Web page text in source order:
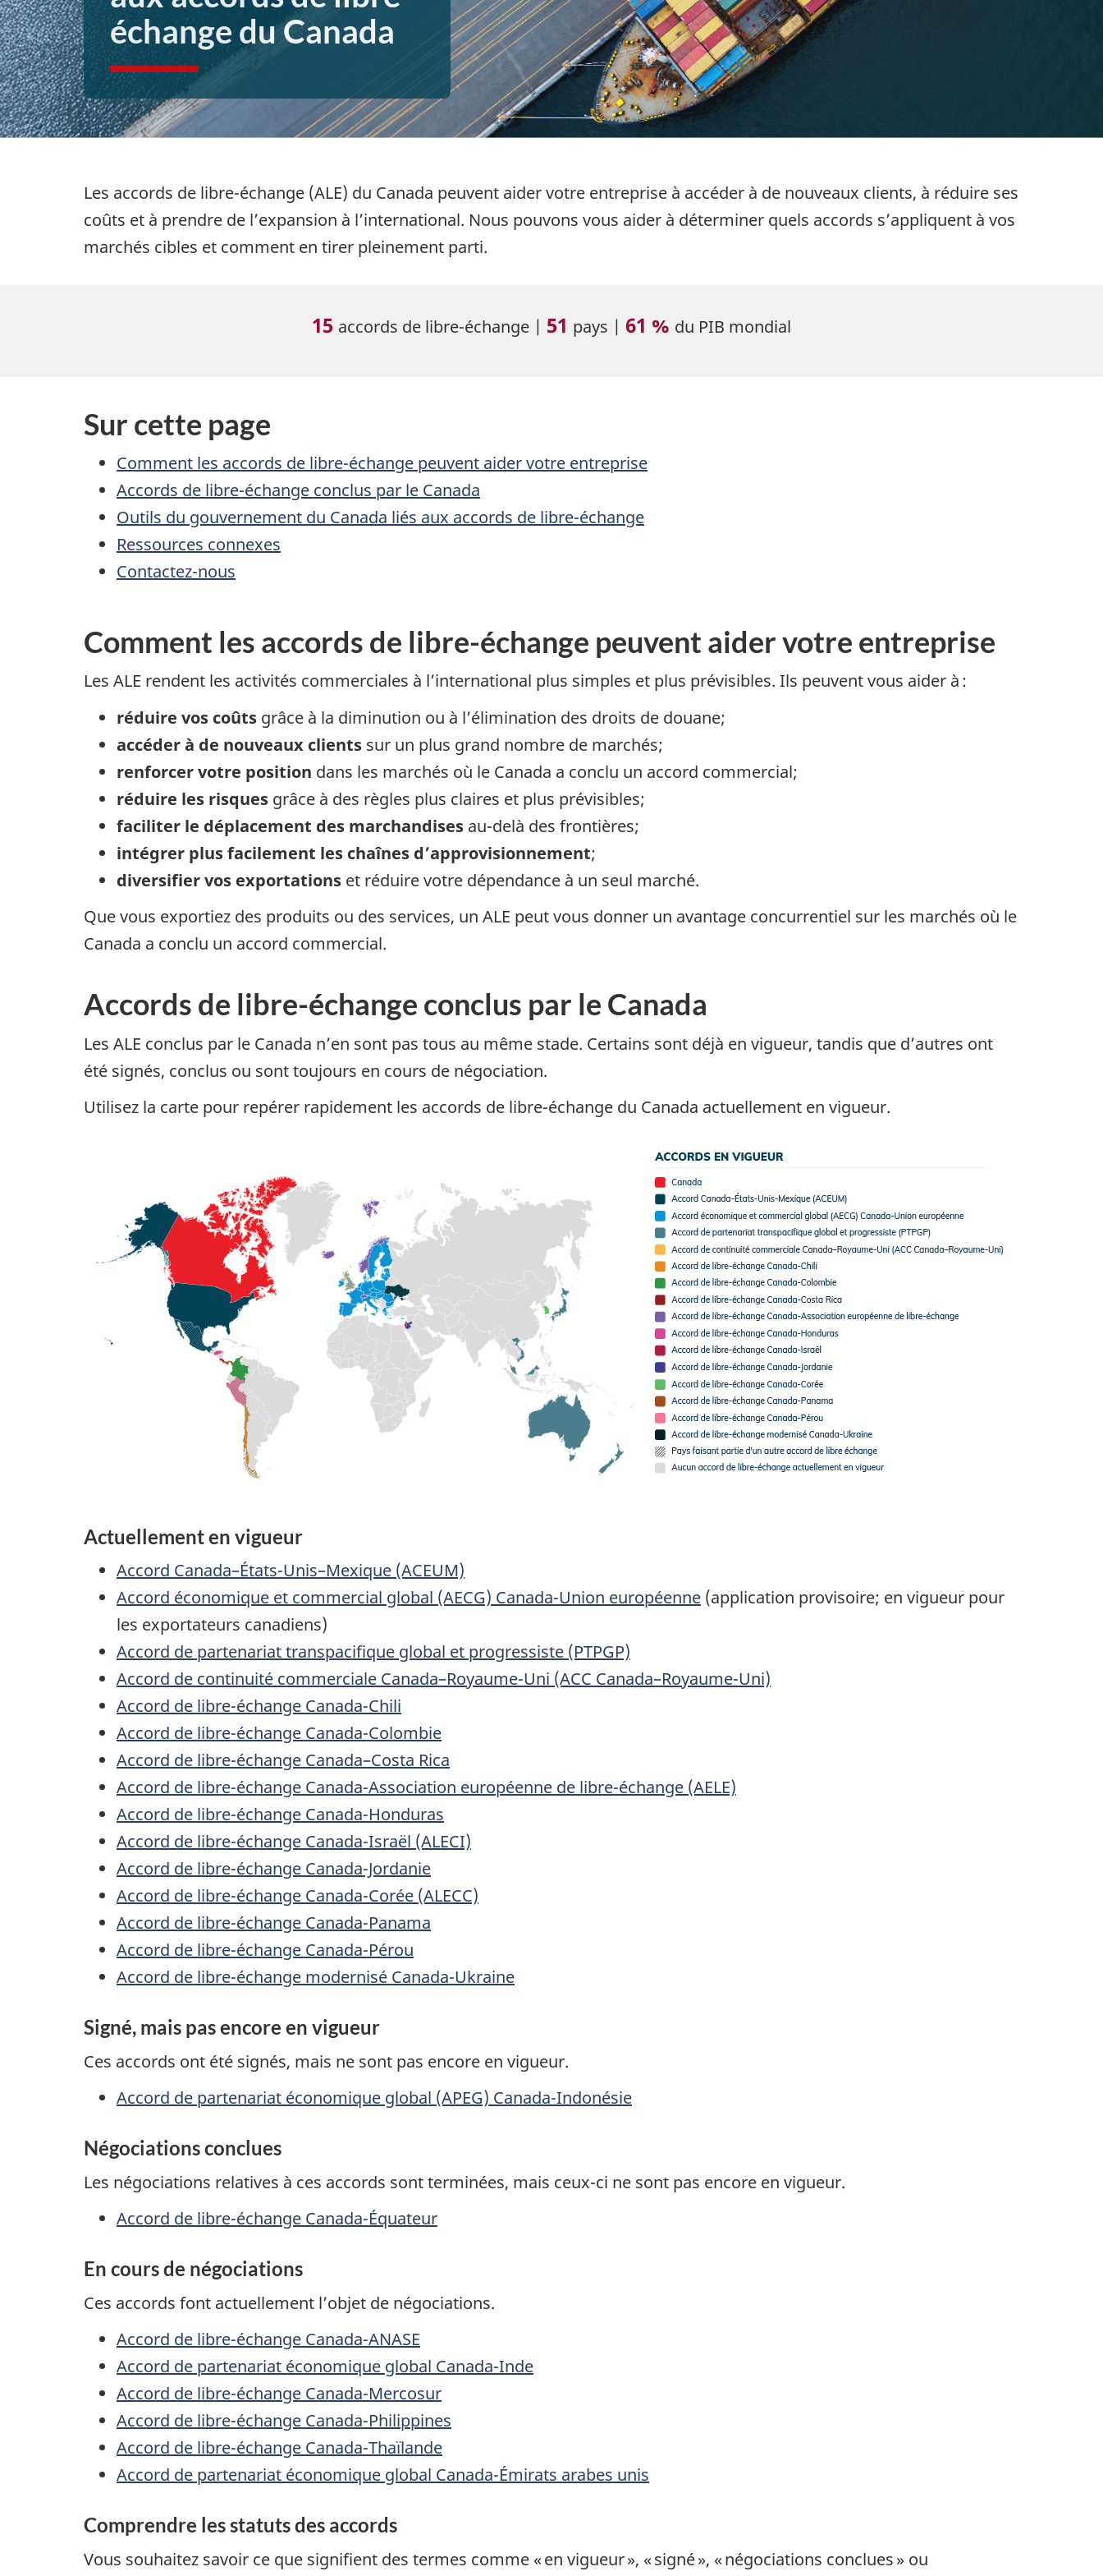
échange du Canada
Les accords de libre-échange (ALE) du Canada peuvent aider votre entreprise à accéder à de nouveaux clients, à réduire ses
coûts et à prendre de l’expansion à l’international. Nous pouvons vous aider à déterminer quels accords s’appliquent à vos
marchés cibles et comment en tirer pleinement parti.
15 accords de libre-échange | 51 pays | 61 % du PIB mondial
Sur cette page
Comment les accords de libre-échange peuvent aider votre entreprise
Accords de libre-échange conclus par le Canada
Outils du gouvernement du Canada liés aux accords de libre-échange
Ressources connexes
Contactez-nous
Comment les accords de libre-échange peuvent aider votre entreprise
Les ALE rendent les activités commerciales à l’international plus simples et plus prévisibles. Ils peuvent vous aider à :
réduire vos coûts grâce à la diminution ou à l’élimination des droits de douane;
accéder à de nouveaux clients sur un plus grand nombre de marchés;
renforcer votre position dans les marchés où le Canada a conclu un accord commercial;
réduire les risques grâce à des règles plus claires et plus prévisibles;
faciliter le déplacement des marchandises au-delà des frontières;
intégrer plus facilement les chaînes d’approvisionnement;
diversifier vos exportations et réduire votre dépendance à un seul marché.
Que vous exportiez des produits ou des services, un ALE peut vous donner un avantage concurrentiel sur les marchés où le
Canada a conclu un accord commercial.
Accords de libre-échange conclus par le Canada
Les ALE conclus par le Canada n’en sont pas tous au même stade. Certains sont déjà en vigueur, tandis que d’autres ont
été signés, conclus ou sont toujours en cours de négociation.
Utilisez la carte pour repérer rapidement les accords de libre-échange du Canada actuellement en vigueur.
Actuellement en vigueur
Accord Canada–États-Unis–Mexique (ACEUM)
Accord économique et commercial global (AECG) Canada-Union européenne (application provisoire; en vigueur pour
les exportateurs canadiens)
Accord de partenariat transpacifique global et progressiste (PTPGP)
Accord de continuité commerciale Canada–Royaume-Uni (ACC Canada–Royaume-Uni)
Accord de libre-échange Canada-Chili
Accord de libre-échange Canada-Colombie
Accord de libre-échange Canada–Costa Rica
Accord de libre-échange Canada-Association européenne de libre-échange (AELE)
Accord de libre-échange Canada-Honduras
Accord de libre-échange Canada-Israël (ALECI)
Accord de libre-échange Canada-Jordanie
Accord de libre-échange Canada-Corée (ALECC)
Accord de libre-échange Canada-Panama
Accord de libre-échange Canada-Pérou
Accord de libre-échange modernisé Canada-Ukraine
Signé, mais pas encore en vigueur
Ces accords ont été signés, mais ne sont pas encore en vigueur.
Accord de partenariat économique global (APEG) Canada-Indonésie
Négociations conclues
Les négociations relatives à ces accords sont terminées, mais ceux-ci ne sont pas encore en vigueur.
Accord de libre-échange Canada-Équateur
En cours de négociations
Ces accords font actuellement l’objet de négociations.
Accord de libre-échange Canada-ANASE
Accord de partenariat économique global Canada-Inde
Accord de libre-échange Canada-Mercosur
Accord de libre-échange Canada-Philippines
Accord de libre-échange Canada-Thaïlande
Accord de partenariat économique global Canada-Émirats arabes unis
Comprendre les statuts des accords
Vous souhaitez savoir ce que signifient des termes comme « en vigueur », « signé », « négociations conclues » ou